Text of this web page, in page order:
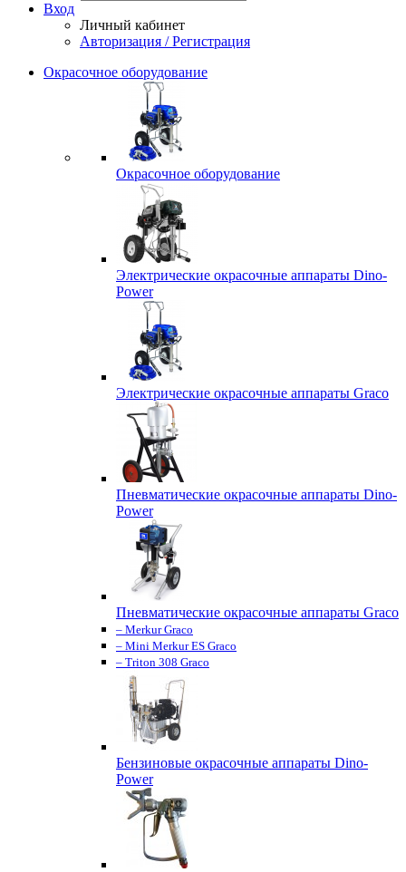
Вход
Личный кабинет
Авторизация / Регистрация
Окрасочное оборудование
Окрасочное оборудование
Электрические окрасочные аппараты Dino-
Power
Электрические окрасочные аппараты Graco
Пневматические окрасочные аппараты Dino-
Power
Пневматические окрасочные аппараты Graco
– Merkur Graco
– Mini Merkur ES Graco
– Triton 308 Graco
Бензиновые окрасочные аппараты Dino-
Power